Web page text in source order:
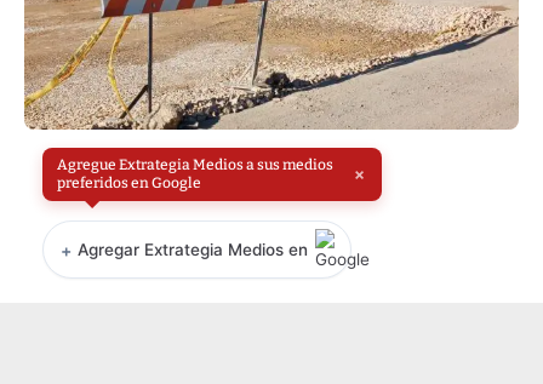
Agregue Extrategia Medios a sus medios
preferidos en Google
×
+ Agregar Extrategia Medios en